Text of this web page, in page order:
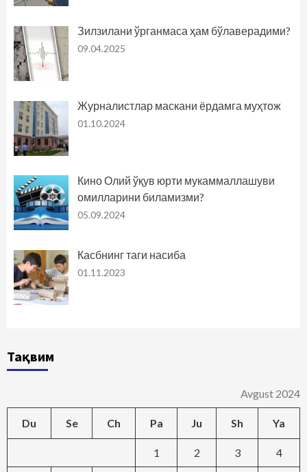
Зилзилани ўрганмаса ҳам бўлаверадими?
09.04.2025
Журналистлар маскани ёрдамга муҳтож
01.10.2024
Кино Олий ўқув юрти мукаммаллашуви
омилларини биламизми?
05.09.2024
Касбнинг таги насиба
01.11.2023
Тақвим
Avgust 2024
Du Se Ch Pa Ju Sh Ya
1 2 3 4